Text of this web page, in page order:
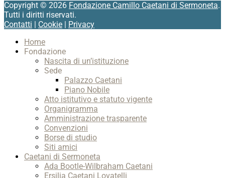
Copyright © 2026 Fondazione Camillo Caetani di Sermoneta.
Tutti i diritti riservati.
Contatti | Cookie | Privacy
Home
Fondazione
Nascita di un’istituzione
Sede
Palazzo Caetani
Piano Nobile
Atto istitutivo e statuto vigente
Organigramma
Amministrazione trasparente
Convenzioni
Borse di studio
Siti amici
Caetani di Sermoneta
Ada Bootle-Wilbraham Caetani
Ersilia Caetani Lovatelli